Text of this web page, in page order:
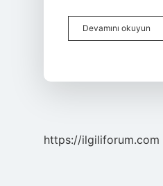
Devamını okuyun
Ne
https://ilgiliforum.com